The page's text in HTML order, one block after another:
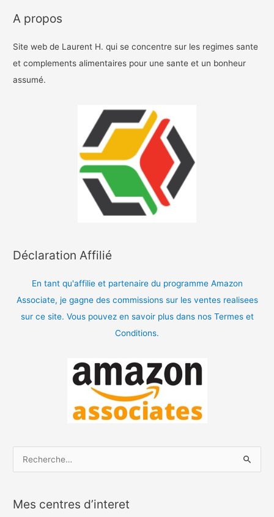
A propos
Site web de Laurent H. qui se concentre sur les regimes sante
et complements alimentaires pour une sante et un bonheur
assumé.
Déclaration Affilié
En tant qu'affilie et partenaire du programme Amazon
Associate, je gagne des commissions sur les ventes realisees
sur ce site. Vous pouvez en savoir plus dans nos Termes et
Conditions.
h
Mes centres d’interet